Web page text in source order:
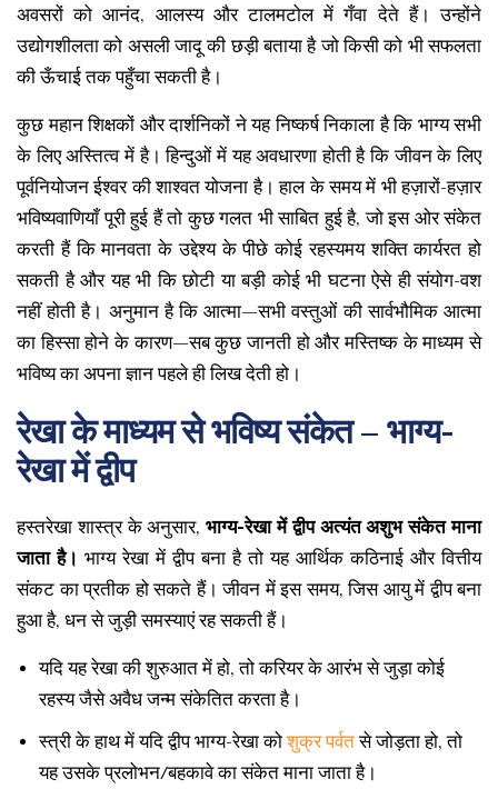
अवसरों को आनंद, आलस्य और टालमटोल में गँवा देते हैं। उन्होंने
उद्योगशीलता को असली जादू की छड़ी बताया है जो किसी को भी सफलता
की ऊँचाई तक पहुँचा सकती है।
कुछ महान शिक्षकों और दार्शनिकों ने यह निष्कर्ष निकाला है कि भाग्य सभी
के लिए अस्तित्व में है। हिन्दुओं में यह अवधारणा होती है कि जीवन के लिए
पूर्वनियोजन ईश्वर की शाश्वत योजना है। हाल के समय में भी हज़ारों-हज़ार
भविष्यवाणियाँ पूरी हुई हैं तो कुछ गलत भी साबित हुई है, जो इस ओर संकेत
करती हैं कि मानवता के उद्देश्य के पीछे कोई रहस्यमय शक्ति कार्यरत हो
सकती है और यह भी कि छोटी या बड़ी कोई भी घटना ऐसे ही संयोग-वश
नहीं होती है। अनुमान है कि आत्मा—सभी वस्तुओं की सार्वभौमिक आत्मा
का हिस्सा होने के कारण—सब कुछ जानती हो और मस्तिष्क के माध्यम से
भविष्य का अपना ज्ञान पहले ही लिख देती हो।
रेखा के माध्यम से भविष्य संकेत – भाग्य-
रेखा में द्वीप
हस्तरेखा शास्त्र के अनुसार,भाग्य-रेखा में द्वीप अत्यंत अशुभ संकेत माना
जाता है। भाग्य रेखा में द्वीप बना है तो यह आर्थिक कठिनाई और वित्तीय
संकट का प्रतीक हो सकते हैं। जीवन में इस समय, जिस आयु में द्वीप बना
हुआ है, धन से जुड़ी समस्याएं रह सकती हैं।
यदि यह रेखा की शुरुआत में हो, तो करियर के आरंभ से जुड़ा कोई
रहस्य जैसे अवैध जन्म संकेतित करता है।
स्त्री के हाथ में यदि द्वीप भाग्य-रेखा कोशुक्र पर्वतसे जोड़ता हो, तो
यह उसके प्रलोभन/बहकावे का संकेत माना जाता है।